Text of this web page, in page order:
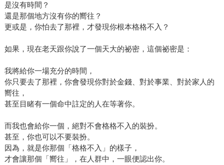
是沒有時間？
還是那個地方沒有你的嚮往？
更或是，你怕去了那裡，才發現你根本格格不入？
如果，現在老天跟你說了一個天大的祕密，這個祕密是：
我將給你一場充分的時間，
你只要去了那裡，你會發現你對於金錢、對於事業、對於家人的
嚮往，
甚至目睹有一個命中註定的人在等著你。
而我也會給你一個，絕對不會格格不入的裝扮。
甚至，你也可以不要裝扮。
因為，就是你那個「格格不入」的樣子，
才會讓那個「嚮往」，在人群中，一眼便認出你。